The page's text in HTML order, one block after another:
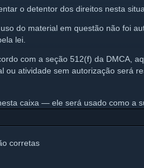
o detentor dos direitos nesta
do material em questão não foi
lei.
com a seção 512(f) da DMCA,
ou atividade sem autorização será
caixa — ele será usado como a
corretas